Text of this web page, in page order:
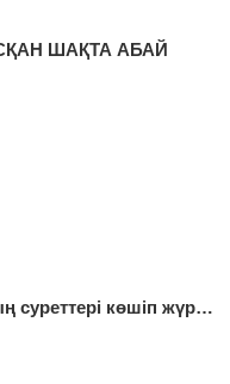
ШАҚТА АБАЙ
суреттері көшіп жүр…